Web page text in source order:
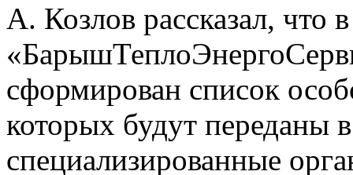
А. Козлов рассказал, что
сформирован список
которых будут переданы
специализированные